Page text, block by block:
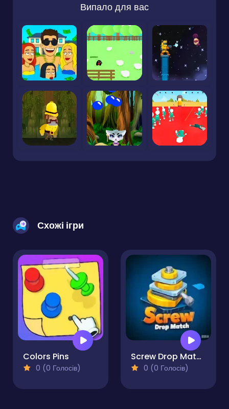
Випало для вас
Схожі ігри
Colors Pins
0 (0 Голосів)
Screw Drop Match
0 (0 Голосів)